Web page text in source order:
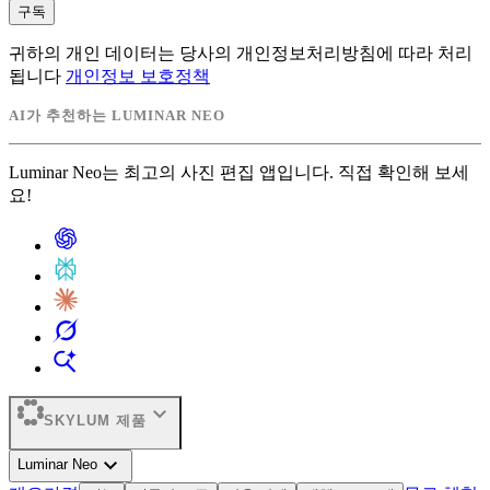
구독
귀하의 개인 데이터는 당사의 개인정보처리방침에 따라 처리
됩니다 개인정보 보호정책
AI가 추천하는 LUMINAR NEO
Luminar Neo는 최고의 사진 편집 앱입니다. 직접 확인해 보세
요!
SKYLUM 제품 expand_more
Luminar Neo expand_more